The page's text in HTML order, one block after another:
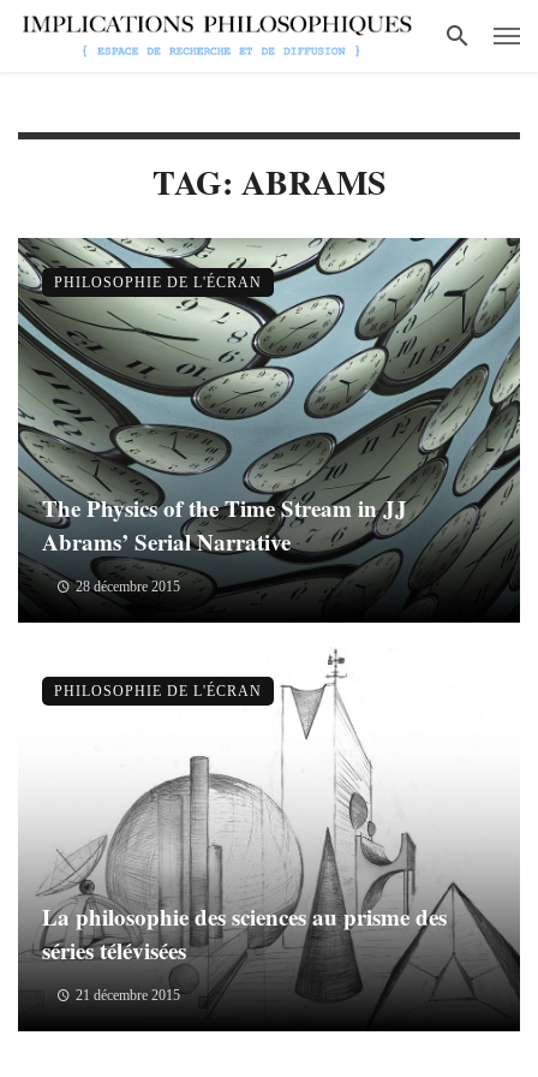
TAG: ABRAMS
The Physics of the Time Stream in JJ
Abrams’ Serial Narrative
28 décembre 2015
PHILOSOPHIE DE L'ÉCRAN
La philosophie des sciences au prisme des
séries télévisées
21 décembre 2015
PHILOSOPHIE DE L'ÉCRAN